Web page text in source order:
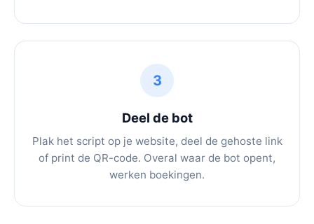
3
Deel de bot
Plak het script op je website, deel de gehoste link
of print de QR-code. Overal waar de bot opent,
werken boekingen.